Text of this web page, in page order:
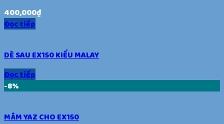
400,000₫
Đọc tiếp
DÈ SAU EX150 KIỂU MALAY
Đọc tiếp
-8%
MÂM YAZ CHO EX150